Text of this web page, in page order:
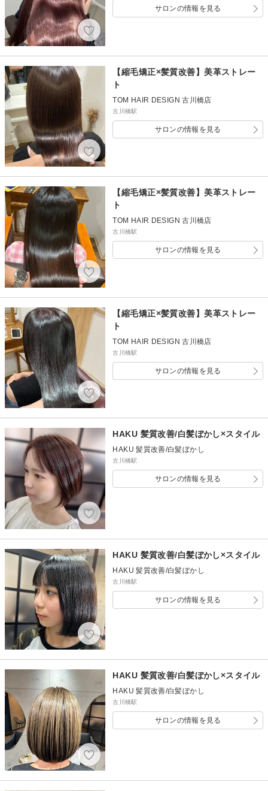
サロンの情報を見る
【縮毛矯正×髪質改善】美革ストレー
ト
TOM HAIR DESIGN 古川橋店
古川橋駅
サロンの情報を見る
【縮毛矯正×髪質改善】美革ストレー
ト
TOM HAIR DESIGN 古川橋店
古川橋駅
サロンの情報を見る
【縮毛矯正×髪質改善】美革ストレー
ト
TOM HAIR DESIGN 古川橋店
古川橋駅
サロンの情報を見る
HAKU 髪質改善/白髪ぼかし×スタイル
HAKU 髪質改善/白髪ぼかし
古川橋駅
サロンの情報を見る
HAKU 髪質改善/白髪ぼかし×スタイル
HAKU 髪質改善/白髪ぼかし
古川橋駅
サロンの情報を見る
HAKU 髪質改善/白髪ぼかし×スタイル
HAKU 髪質改善/白髪ぼかし
古川橋駅
サロンの情報を見る